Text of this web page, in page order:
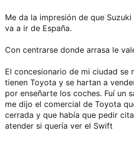
Me da la impresión de que
va a ir de España.
Con centrarse donde arrasa le
El concesionario de mi ciudad se
tienen Toyota y se hartan a
por enseñarte los coches. Fuí un
me dijo el comercial de Toyota
cerrada y que había que pedir
atender si quería ver el Swift